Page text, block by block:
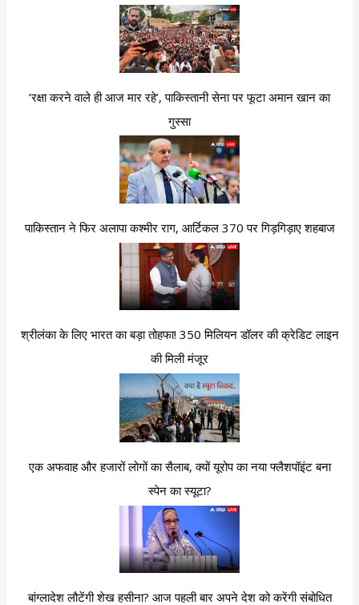
‘रक्षा करने वाले ही आज मार रहे’, पाकिस्तानी सेना पर फूटा अमान खान का
गुस्सा
पाकिस्तान ने फिर अलापा कश्मीर राग, आर्टिकल 370 पर गिड़गिड़ाए शहबाज
श्रीलंका के लिए भारत का बड़ा तोहफा! 350 मिलियन डॉलर की क्रेडिट लाइन
की मिली मंजूर
एक अफवाह और हजारों लोगों का सैलाब, क्यों यूरोप का नया फ्लैशपॉइंट बना
स्पेन का स्यूटा?
बांग्लादेश लौटेंगी शेख हसीना? आज पहली बार अपने देश को करेंगी संबोधित